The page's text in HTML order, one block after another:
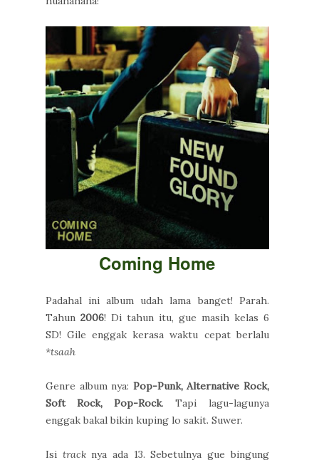
Coming Home
Padahal ini album udah lama banget! Parah.
Tahun 2006! Di tahun itu, gue masih kelas 6
SD! Gile enggak kerasa waktu cepat berlalu
*tsaah
Genre album nya: Pop-Punk, Alternative Rock,
Soft Rock, Pop-Rock. Tapi lagu-lagunya
enggak bakal bikin kuping lo sakit. Suwer.
Isi tracknya ada 13. Sebetulnya gue bingung